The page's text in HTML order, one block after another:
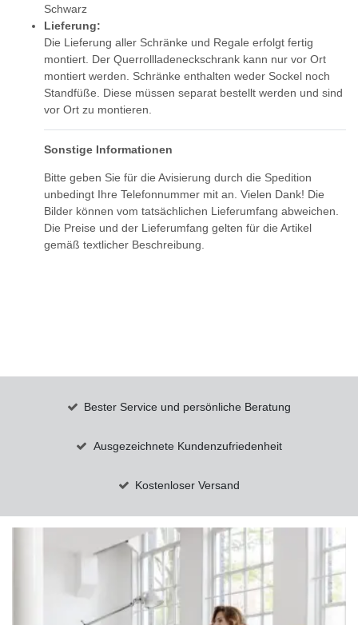
Schwarz
Lieferung:
Die Lieferung aller Schränke und Regale erfolgt fertig
montiert. Der Querrollladeneckschrank kann nur vor Ort
montiert werden. Schränke enthalten weder Sockel noch
Standfüße. Diese müssen separat bestellt werden und sind
vor Ort zu montieren.
Sonstige Informationen
Bitte geben Sie für die Avisierung durch die Spedition
unbedingt Ihre Telefonnummer mit an. Vielen Dank! Die
Bilder können vom tatsächlichen Lieferumfang abweichen.
Die Preise und der Lieferumfang gelten für die Artikel
gemäß textlicher Beschreibung.
Bester Service und persönliche Beratung
Ausgezeichnete Kundenzufriedenheit
Kostenloser Versand